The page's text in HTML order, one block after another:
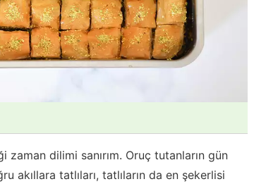
zaman dilimi sanırım. Oruç tutanların gün
akıllara tatlıları, tatlıların da en şekerlisi